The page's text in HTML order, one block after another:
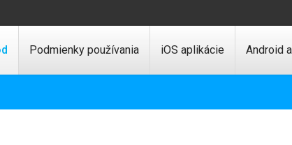
Podmienky používania iOS aplikácie Android